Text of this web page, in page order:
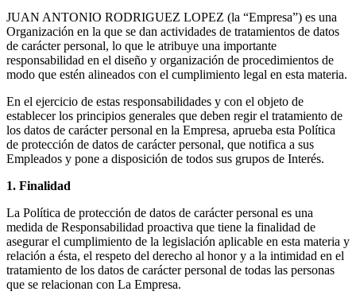
JUAN ANTONIO RODRIGUEZ LOPEZ (la “Empresa”) es una
Organización en la que se dan actividades de tratamientos de datos
de carácter personal, lo que le atribuye una importante
responsabilidad en el diseño y organización de procedimientos de
modo que estén alineados con el cumplimiento legal en esta materia.
En el ejercicio de estas responsabilidades y con el objeto de
establecer los principios generales que deben regir el tratamiento de
los datos de carácter personal en la Empresa, aprueba esta Política
de protección de datos de carácter personal, que notifica a sus
Empleados y pone a disposición de todos sus grupos de Interés.
1. Finalidad
La Política de protección de datos de carácter personal es una
medida de Responsabilidad proactiva que tiene la finalidad de
asegurar el cumplimiento de la legislación aplicable en esta materia y
relación a ésta, el respeto del derecho al honor y a la intimidad en el
tratamiento de los datos de carácter personal de todas las personas
que se relacionan con La Empresa.